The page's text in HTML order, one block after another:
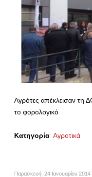
Αγρότες απέκλεισαν τη
το φορολογικό
Κατηγορία Αγροτικά
Παρασκευή, 24 Ιανουαρίου